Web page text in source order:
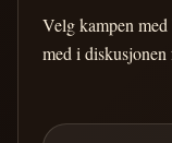
Velg kampen
med i diskusjonen